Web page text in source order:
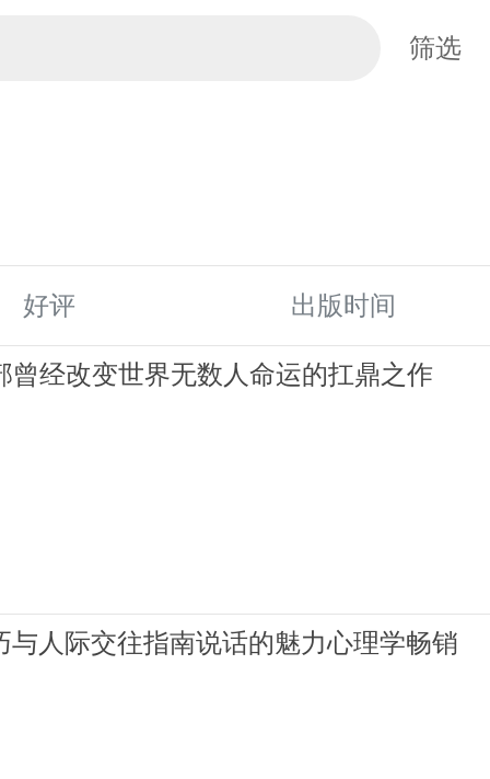
筛选
好评 出版时间
经改变世界无数人命运的扛鼎之作
人际交往指南说话的魅力心理学畅销